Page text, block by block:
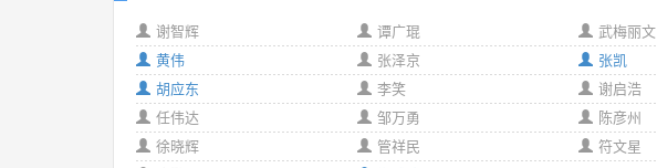
谢智辉
谭广琨
黄伟
张泽京
胡应东
李笑
任伟达
邹万勇
徐晓辉
管祥民
武梅丽文
张凯
谢启浩
陈彦州
符文星